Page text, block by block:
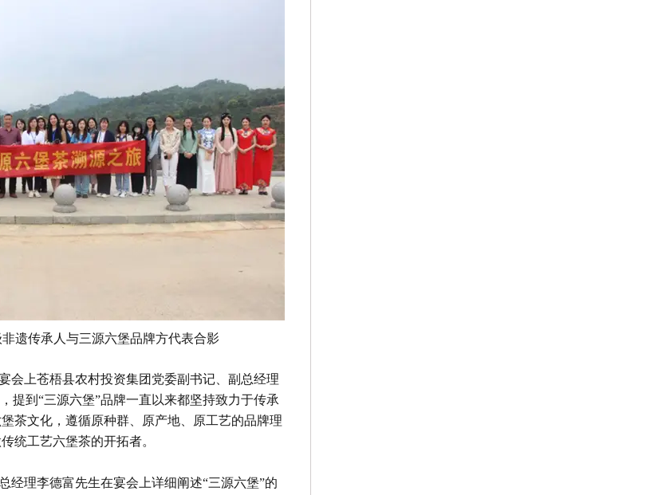
遗传承人与三源六堡品牌方代表合影
会上苍梧县农村投资集团党委副书记、副总经理
提到“三源六堡”品牌一直以来都坚持致力于传承
茶文化，遵循原种群、原产地、原工艺的品牌理
统工艺六堡茶的开拓者。
经理李德富先生在宴会上详细阐述“三源六堡”的